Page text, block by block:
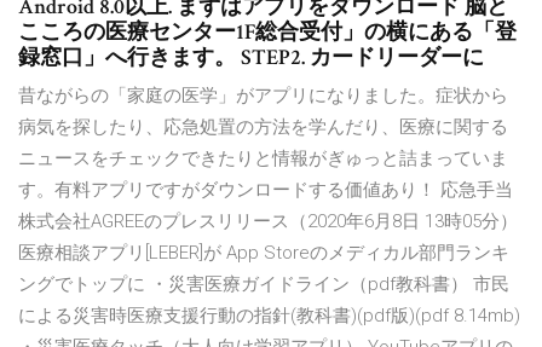
Android 8.0以上. まずはアプリをダウンロード 脳と
こころの医療センター1F総合受付」の横にある「登
録窓口」へ行きます。 STEP2. カードリーダーに
昔ながらの「家庭の医学」がアプリになりました。症状から
病気を探したり、応急処置の方法を学んだり、医療に関する
ニュースをチェックできたりと情報がぎゅっと詰まっていま
す。有料アプリですがダウンロードする価値あり！ 応急手当
株式会社AGREEのプレスリリース（2020年6月8日 13時05分）
医療相談アプリ[LEBER]が App Storeのメディカル部門ランキ
ングでトップに ・災害医療ガイドライン（pdf教科書） 市民
による災害時医療支援行動の指針(教科書)(pdf版)(pdf 8.14mb)